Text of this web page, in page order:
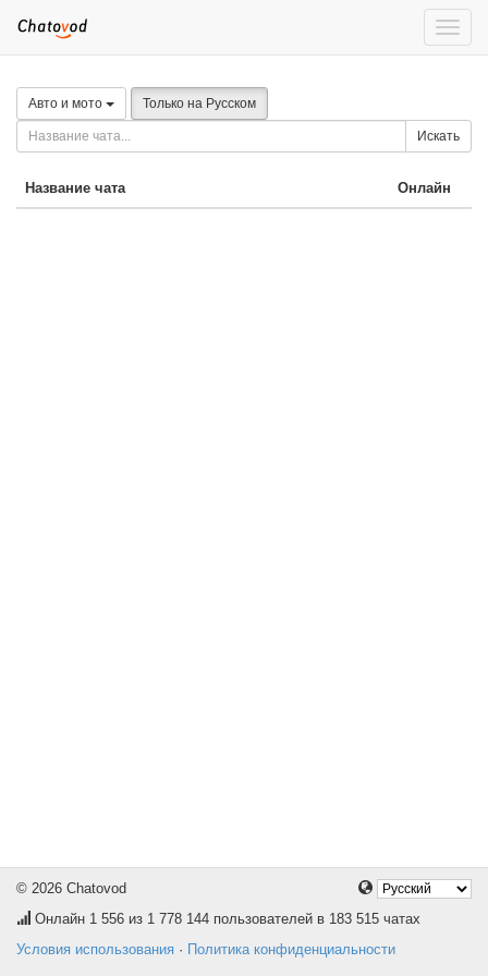
Toggle
Авто и мото Только на Русском
Искать
Название чата Онлайн
© 2026 Chatovod
Онлайн 1 556 из 1 778 144 пользователей в 183 515 чатах
Условия использования · Политика конфиденциальности